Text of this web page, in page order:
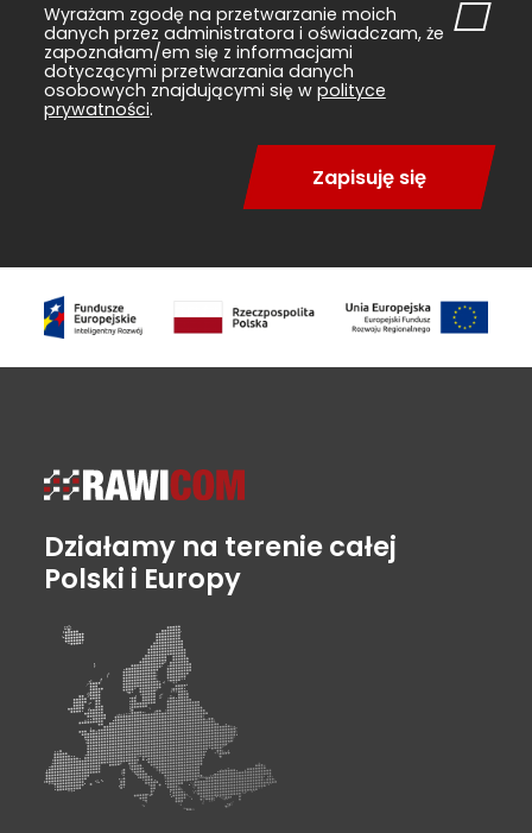
Działamy na terenie całej
Polski i Europy
Wyrażam zgodę na przetwarzanie moich
danych przez administratora i oświadczam, że
zapoznałam/em się z informacjami
dotyczącymi przetwarzania danych
osobowych znajdującymi się w polityce
prywatności.
Zapisuję się